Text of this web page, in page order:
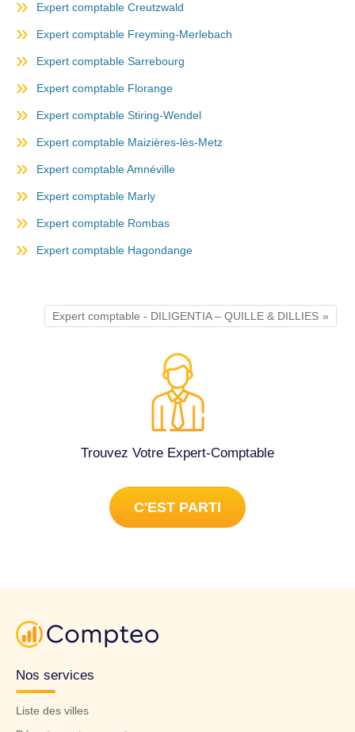
Expert comptable Creutzwald
Expert comptable Freyming-Merlebach
Expert comptable Sarrebourg
Expert comptable Florange
Expert comptable Stiring-Wendel
Expert comptable Maizières-lès-Metz
Expert comptable Amnéville
Expert comptable Marly
Expert comptable Rombas
Expert comptable Hagondange
Expert comptable - DILIGENTIA – QUILLE & DILLIES
Trouvez Votre Expert-Comptable
C'EST PARTI
Nos services
Liste des villes